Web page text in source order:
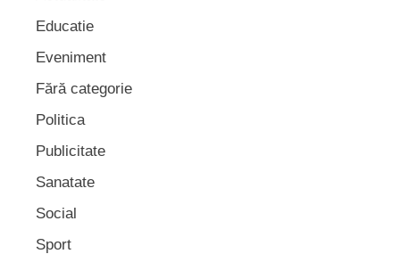
Educatie
Eveniment
Fără categorie
Politica
Publicitate
Sanatate
Social
Sport